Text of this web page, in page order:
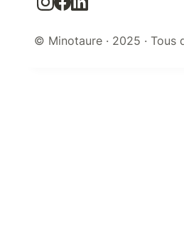
© Minotaure · 2025 · Tous